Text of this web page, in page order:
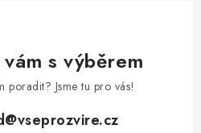
s výběrem
poradit? Jsme tu pro vás!
@vseprozvire.cz